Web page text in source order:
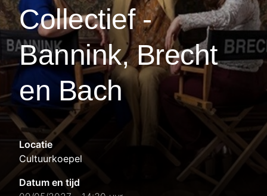
Collectief -
Bannink, Brecht
en Bach
Locatie
Cultuurkoepel
Datum en tijd